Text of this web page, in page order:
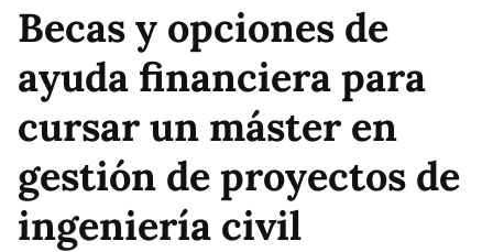
Becas y opciones de
ayuda financiera para
cursar un máster en
gestión de proyectos de
ingeniería civil